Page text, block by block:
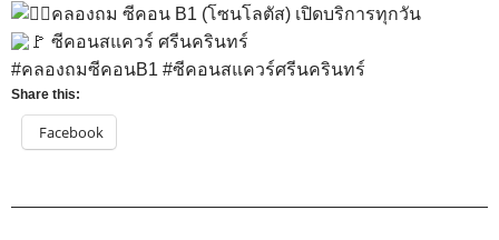
คลองถม ซีคอน B1 (โซนโลตัส) เปิดบริการทุกวัน
ซีคอนสแควร์ ศรีนครินทร์
#คลองถมซีคอนB1 #ซีคอนสแควร์ศรีนครินทร์
Share this:
Facebook